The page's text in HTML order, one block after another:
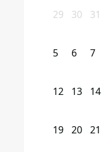
29 30 31
5 6 7
12 13 14
19 20 21